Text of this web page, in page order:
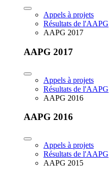
Appels à projets
Résultats de l'AAPG
AAPG 2017
AAPG 2017
Appels à projets
Résultats de l'AAPG
AAPG 2016
AAPG 2016
Appels à projets
Résultats de l'AAPG
AAPG 2015